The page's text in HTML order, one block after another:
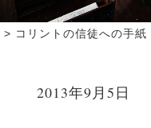
>
2013年9月5日